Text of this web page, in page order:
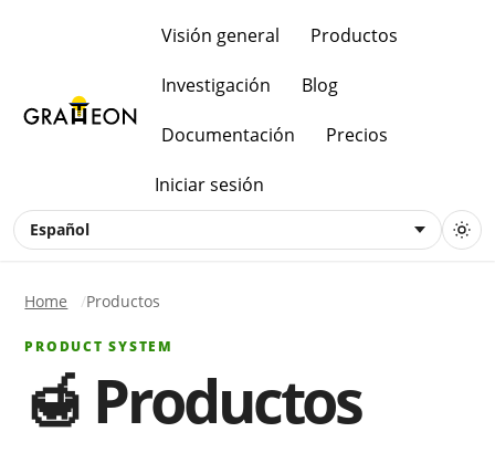
Visión general Productos
Investigación Blog
Documentación Precios
Iniciar sesión
Español
Home Productos
PRODUCT SYSTEM
🍯 Productos